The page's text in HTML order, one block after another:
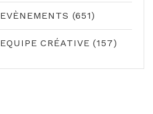
EVÈNEMENTS (651)
EQUIPE CRÉATIVE (157)